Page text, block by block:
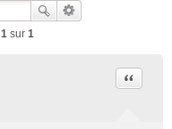
1sur 1
Citation